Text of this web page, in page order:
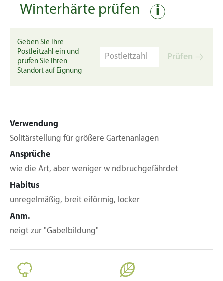
Winterhärte prüfen i
Geben Sie Ihre
Postleitzahl ein und
prüfen Sie Ihren
Standort auf Eignung
Prüfen
Verwendung
Solitärstellung für größere Gartenanlagen
Ansprüche
wie die Art, aber weniger windbruchgefährdet
Habitus
unregelmäßig, breit eiförmig, locker
Anm.
neigt zur "Gabelbildung"